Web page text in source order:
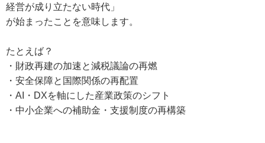
経営が成り立たない時代」
が始まったことを意味します。
たとえば？
・財政再建の加速と減税議論の再燃
・安全保障と国際関係の再配置
・AI・DXを軸にした産業政策のシフト
・中小企業への補助金・支援制度の再構築